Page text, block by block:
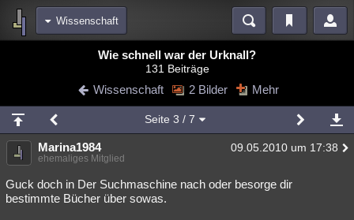
Wissenschaft
Blogs Videos
Chat Wiki Neuigkeiten
meine Rubriken
Menschen Wissenschaft Mystery Kriminalfälle
Spiritualität Verschwörungen Technologie Ufologie
Wie schnell war der Urknall?
131 Beiträge
Wissenschaft 2 Bilder Mehr
Seite 3 / 7
Marina1984 09.05.2010 um 17:38
ehemaliges Mitglied
Guck doch in Der Suchmaschine nach oder besorge dir
bestimmte Bücher über sowas.